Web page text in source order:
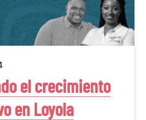
el crecimiento
en Loyola